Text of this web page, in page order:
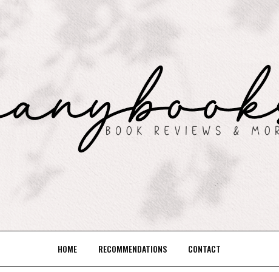
HOME RECOMMENDATIONS CONTACT